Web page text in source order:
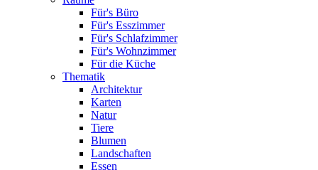
Für's Büro
Für's Esszimmer
Für's Schlafzimmer
Für's Wohnzimmer
Für die Küche
Thematik
Architektur
Karten
Natur
Tiere
Blumen
Landschaften
Essen